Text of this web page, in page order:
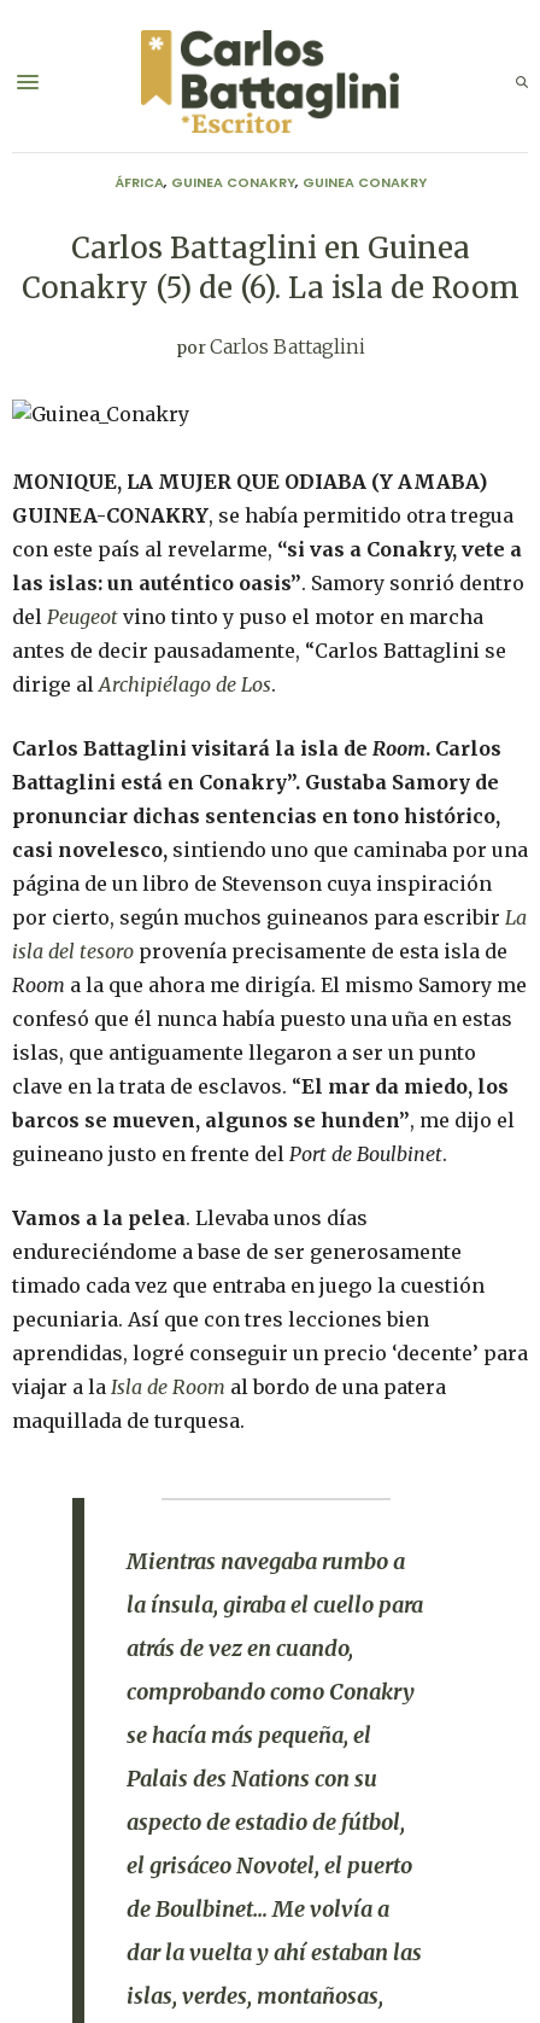
ÁFRICA, GUINEA CONAKRY, GUINEA CONAKRY
Carlos Battaglini en Guinea
Conakry (5) de (6). La isla de Room
porCarlos Battaglini
MONIQUE, LA MUJER QUE ODIABA (Y AMABA)
GUINEA-CONAKRY, se había permitido otra tregua
con este país al revelarme, “si vas a Conakry, vete a
las islas: un auténtico oasis”. Samory sonrió dentro
del Peugeot vino tinto y puso el motor en marcha
antes de decir pausadamente, “Carlos Battaglini se
dirige al Archipiélago de Los.
Carlos Battaglini visitará la isla de Room. Carlos
Battaglini está en Conakry”. Gustaba Samory de
pronunciar dichas sentencias en tono histórico,
casi novelesco, sintiendo uno que caminaba por una
página de un libro de Stevenson cuya inspiración
por cierto, según muchos guineanos para escribir La
isla del tesoro provenía precisamente de esta isla de
Room a la que ahora me dirigía. El mismo Samory me
confesó que él nunca había puesto una uña en estas
islas, que antiguamente llegaron a ser un punto
clave en la trata de esclavos. “El mar da miedo, los
barcos se mueven, algunos se hunden”, me dijo el
guineano justo en frente del Port de Boulbinet.
Vamos a la pelea. Llevaba unos días
endureciéndome a base de ser generosamente
timado cada vez que entraba en juego la cuestión
pecuniaria. Así que con tres lecciones bien
aprendidas, logré conseguir un precio ‘decente’ para
viajar a la Isla de Room al bordo de una patera
maquillada de turquesa.
Mientras navegaba rumbo a
la ínsula, giraba el cuello para
atrás de vez en cuando,
comprobando como Conakry
se hacía más pequeña, el
Palais des Nations con su
aspecto de estadio de fútbol,
el grisáceo Novotel, el puerto
de Boulbinet… Me volvía a
dar la vuelta y ahí estaban las
islas, verdes, montañosas,